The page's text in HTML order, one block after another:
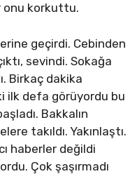
onu korkuttu.
geçirdi. Cebinden
sevindi. Sokağa
Birkaç dakika
ilk defa görüyordu bu
Bakkalın
takıldı. Yakınlaştı.
haberler değildi
Çok şaşırmadı